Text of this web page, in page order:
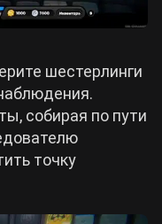
шестерлинги
собирая по пути
точку